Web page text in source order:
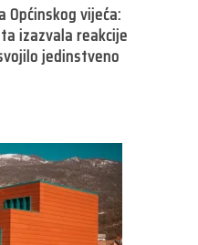
Općinskog vijeća:
izazvala reakcije
jedinstveno